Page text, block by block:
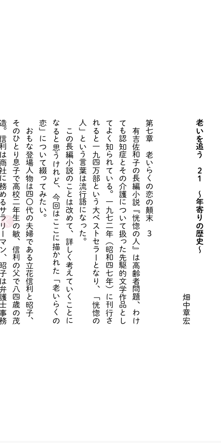
老いを追う ２１ 〜年寄りの歴史〜
畑中章宏
第七章 老いらくの恋の顛末 ３
有
吉
佐
和
子
の
長
編
小
説
『
恍
惚
の
人
』
は
高
齢
者
問
題
、
わ
け
て
も
認
知
症
と
そ
の
介
護
に
つ
い
て
扱
っ
た
先
駆
的
文
学
作
品
と
し
て
よ
く
知
ら
れ
て
い
る
。
一
九
七
二
年
（
昭
和
四
七
年
）
に
刊
行
さ
れ
る
と
一
九
四
万
部
と
い
う
大
ベ
ス
ト
セ
ラ
ー
と
な
り
、
「
恍
惚
の
人
」
と
い
う
言
葉
は
流
行
語
に
な
っ
た
。
こ
の
長
編
小
説
の
こ
と
は
改
め
て
、
詳
し
く
考
え
て
い
く
こ
と
に
な
る
と
思
う
け
れ
ど
、
今
回
は
こ
こ
に
描
か
れ
た
「
老
い
ら
く
の
恋
」
に
つ
い
て
綴
っ
て
み
た
い
。
お
も
な
登
場
人
物
は
四
〇
代
の
夫
婦
で
あ
る
立
花
信
利
と
昭
子
、
そ
の
ひ
と
り
息
子
で
高
校
二
年
生
の
敏
、
信
利
の
父
で
八
四
歳
の
茂
造
。
信
利
は
商
社
に
務
め
る
サ
ラ
リ
ー
マ
ン
、
昭
子
は
弁
護
士
事
務
所
で
働
き
な
が
ら
家
事
に
追
わ
れ
る
。
敏
は
大
学
進
学
の
受
験
勉
強
の
さ
な
か
で
あ
る